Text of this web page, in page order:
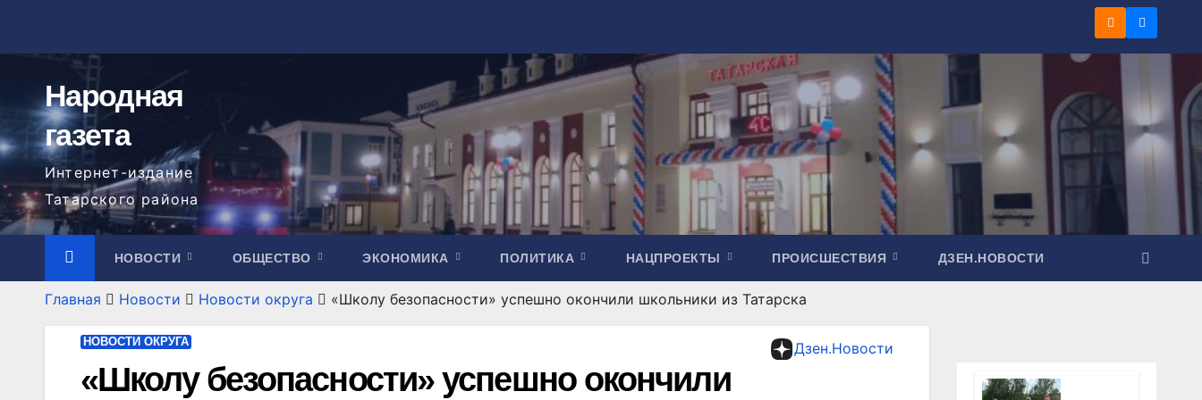
содержимому
Народная
газета
Интернет-издание
Татарского района
НОВОСТИ ОБЩЕСТВО ЭКОНОМИКА ПОЛИТИКА НАЦПРОЕКТЫ ПРОИСШЕСТВИЯ ДЗЕН.НОВОСТИ
Главная Новости Новости округа «Школу безопасности» успешно окончили школьники из Татарска
Дзен.Новости
НОВОСТИ ОКРУГА
«Школу безопасности» успешно окончили